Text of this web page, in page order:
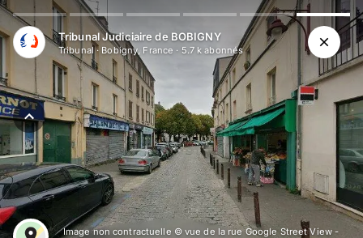
Tribunal Judiciaire de BOBIGNY
Tribunal· Bobigny, France · 5.7 k abonnés
Image non contractuelle © vue de la rue Google Street View -